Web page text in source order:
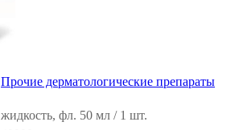
Прочие дерматологические препараты
жидкость, фл. 50 мл / 1 шт.